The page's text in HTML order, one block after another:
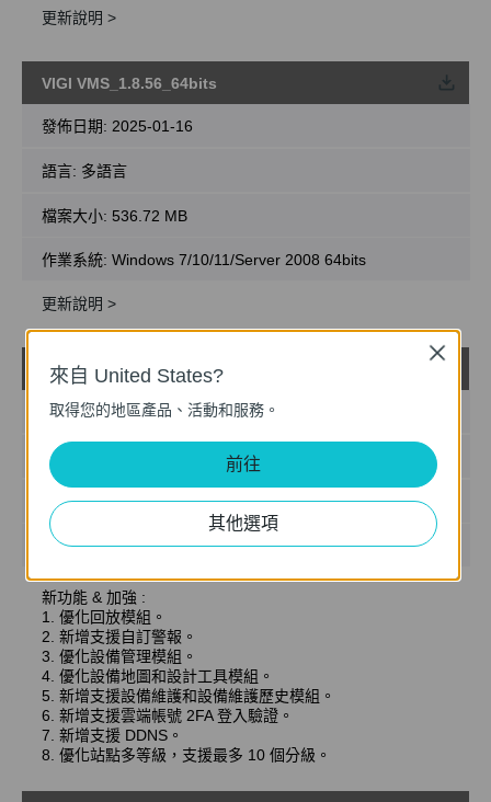
更新說明 >
VIGI VMS_1.8.56_64bits
發佈日期: 2025-01-16
語言: 多語言
檔案大小: 536.72 MB
作業系統: Windows 7/10/11/Server 2008 64bits
更新說明 >
VIGI VMS_1.7.24_32bits
發佈日期:2024-11-28
語言:
檔案大小:467.56 MB
作業系統: Windows 7/10/11/Server 2008 32bits
新功能 & 加強 :
1. 優化回放模組。
2. 新增支援自訂警報。
3. 優化設備管理模組。
4. 優化設備地圖和設計工具模組。
5. 新增支援設備維護和設備維護歷史模組。
6. 新增支援雲端帳號 2FA 登入驗證。
7. 新增支援 DDNS。
8. 優化站點多等級，支援最多 10 個分級。
來自 United States?
取得您的地區產品、活動和服務。
前往
其他選項
Close